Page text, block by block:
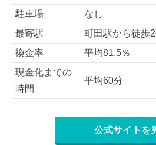
駐車場
なし
最寄駅
町田駅から徒歩
換金率
平均81.5％
現金化までの
時間
平均60分
公式サイトを